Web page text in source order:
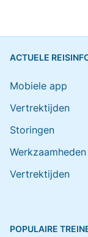
ACTUELE
Mobiele app
Vertrektijden
Storingen
Werkzaamheden
Vertrektijden
POPULAIRE